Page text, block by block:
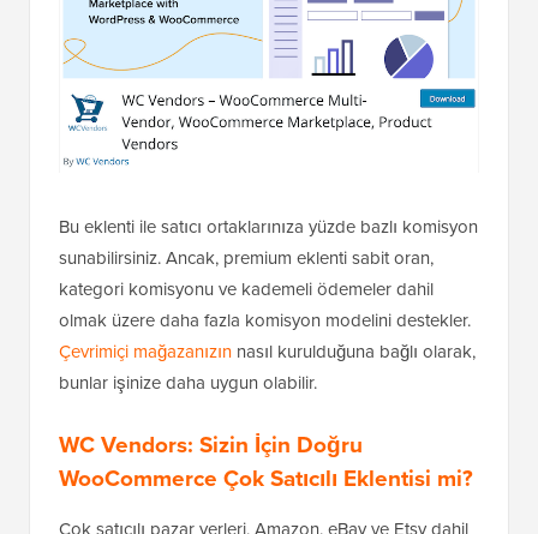
Bu eklenti ile satıcı ortaklarınıza yüzde bazlı komisyon
sunabilirsiniz. Ancak, premium eklenti sabit oran,
kategori komisyonu ve kademeli ödemeler dahil
olmak üzere daha fazla komisyon modelini destekler.
Çevrimiçi mağazanızın nasıl kurulduğuna bağlı olarak,
bunlar işinize daha uygun olabilir.
WC Vendors: Sizin İçin Doğru
WooCommerce Çok Satıcılı Eklentisi mi?